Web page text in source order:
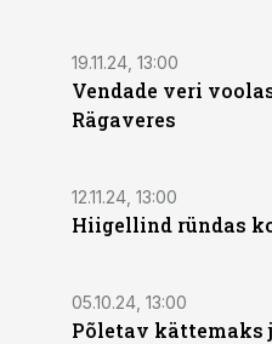
19.11.24, 13:00
Vendade veri
Rägaveres
12.11.24, 13:00
Hiigellind ründas
05.10.24, 13:00
Põletav kättemaks